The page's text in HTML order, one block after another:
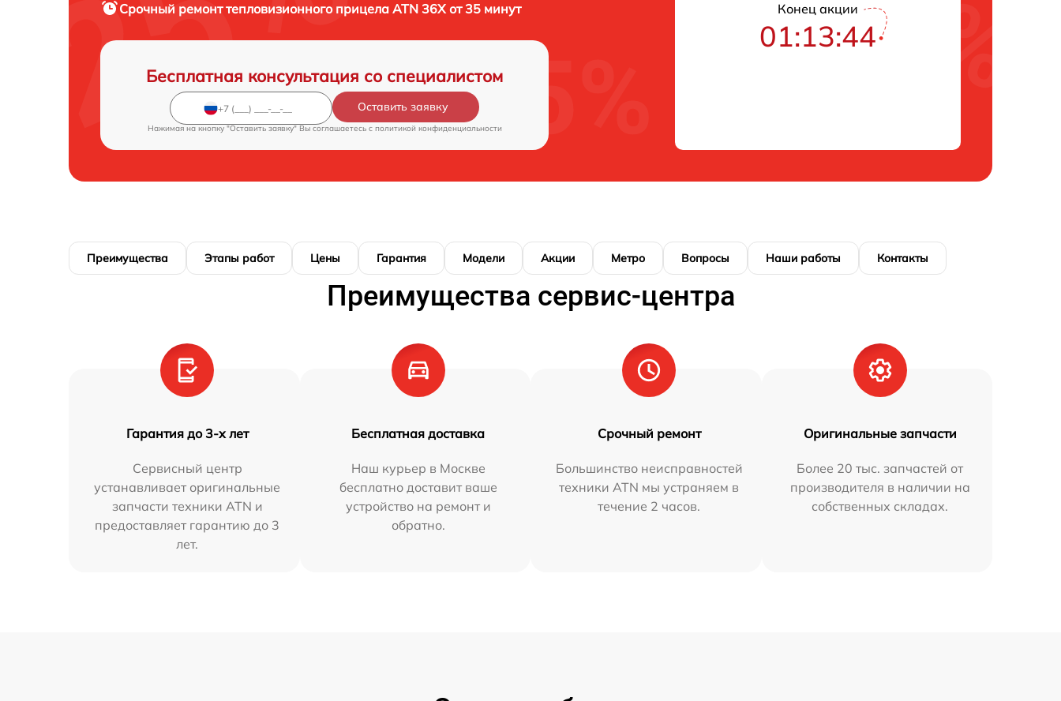
Срочный ремонттепловизионного прицела ATN 36X от 35 минут
Бесплатная консультация со специалистом
Оставить заявку
Нажимая на кнопку "Оставить заявку" Вы соглашаетесь c политикой конфиденциальности
Конец акции
01:13:43
Преимущества Этапы работ Цены Гарантия Модели Акции Метро Вопросы Наши работы Контакты
Преимущества сервис-центра
Гарантия до 3-х лет
Сервисный центр
устанавливает оригинальные
запчасти техники ATN и
предоставляет гарантию до 3
лет.
Бесплатная доставка
Наш курьер в Москве
бесплатно доставит ваше
устройство на ремонт и
обратно.
Срочный ремонт
Большинство неисправностей
техники ATN мы устраняем в
течение 2 часов.
Оригинальные запчасти
Более 20 тыс. запчастей от
производителя в наличии на
собственных складах.